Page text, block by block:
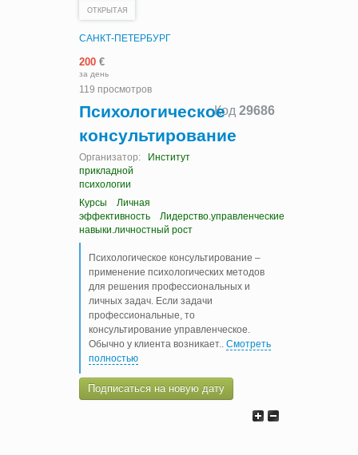
ОТКРЫТАЯ
САНКТ-ПЕТЕРБУРГ
200 €
за день
119 просмотров
Код 29686
Психологическое
консультирование
Организатор:
Институт
прикладной
психологии
Курсы
Личная
эффективность
Лидерство.управленческие
навыки.личностный рост
Психологическое консультирование –
применение психологических методов
для решения профессиональных и
личных задач. Если задачи
профессиональные, то
консультирование управленческое.
Обычно у клиента возникает.. Смотреть
полностью
Подписаться на новую дату